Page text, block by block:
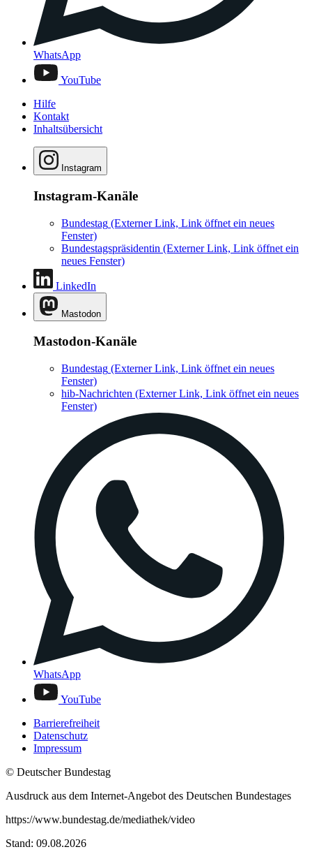
WhatsApp
YouTube
Hilfe
Kontakt
Inhaltsübersicht
Instagram
Instagram-Kanäle
Bundestag (Externer Link, Link öffnet ein neues
Fenster)
Bundestagspräsidentin (Externer Link, Link öffnet ein
neues Fenster)
LinkedIn
Mastodon
Mastodon-Kanäle
Bundestag (Externer Link, Link öffnet ein neues
Fenster)
hib-Nachrichten (Externer Link, Link öffnet ein neues
Fenster)
WhatsApp
YouTube
Barrierefreiheit
Datenschutz
Impressum
© Deutscher Bundestag
Ausdruck aus dem Internet-Angebot des Deutschen Bundestages
https://www.bundestag.de/mediathek/video
Stand: 09.08.2026